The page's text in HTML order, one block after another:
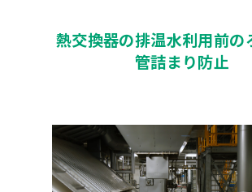
熱交換器の排温水利用前の
管詰まり防止